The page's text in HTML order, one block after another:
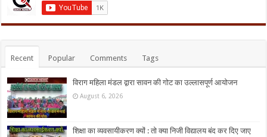
Recent Popular Comments Tags
विराग महिला मंडल द्वारा सावन की गोट का उल्लासपूर्ण आयोजन
August 6, 2026
शिक्षा का व्यवसायीकरण क्यों : तो क्या निजी विद्यालय बंद कर दिए जाए